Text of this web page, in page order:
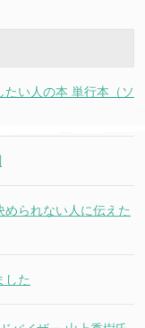
い人の本 単行本（ソ
られない人に伝えた
した